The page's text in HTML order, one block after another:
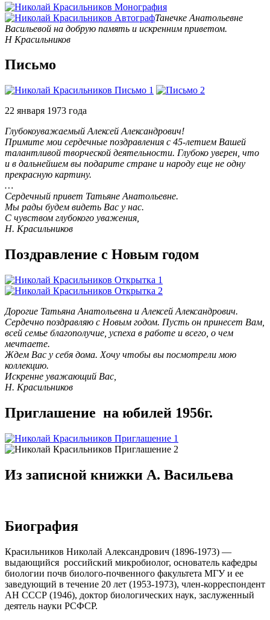
Танечке Анатольевне
Васильевой на добрую память и искренним приветом.
Н Красильников
Письмо
22 января 1973 года
Глубокоуважаемый Алексей Александрович!
Примите мои сердечные поздравления с 45-летием Вашей
талантливой творческой деятельности. Глубоко уверен, что
и в дальнейшем вы подарите стране и народу еще не одну
прекрасную картину.
…
Сердечный привет Татьяне Анатольевне.
Мы рады будем видеть Вас у нас.
С чувством глубокого уважения,
Н. Красильников
Поздравление с Новым годом
Дорогие Татьяна Анатольевна и Алексей Александрович.
Сердечно поздравляю с Новым годом. Пусть он принесет Вам,
всей семье благополучие, успеха в работе и всего, о чем
мечтаете.
Ждем Вас у себя дома. Хочу чтобы вы посмотрели мою
коллекцию.
Искренне уважающий Вас,
Н. Красильников
Приглашение на юбилей 1956г.
Из записной книжки А. Васильева
Биография
Красильников Николай Александрович (1896-1973) —
выдающийся российский микробиолог, основатель кафедры
биологии почв биолого-почвенного факультета МГУ и ее
заведующий в течение 20 лет (1953-1973), член-корреспондент
АН СССР (1946), доктор биологических наук, заслуженный
деятель науки РСФСР.